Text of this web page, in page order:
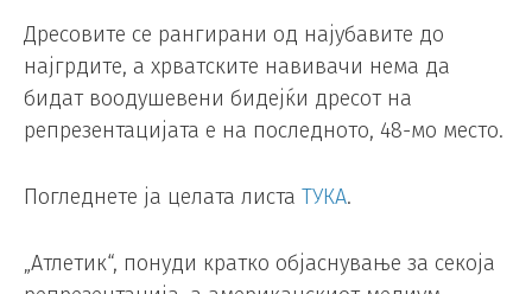
Дресовите се рангирани од најубавите до
најгрдите, а хрватските навивачи нема да
бидат воодушевени бидејќи дресот на
репрезентацијата е на последното, 48-мо место.
Погледнете ја целата листа ТУКА.
„Атлетик“, понуди кратко објаснување за секоја